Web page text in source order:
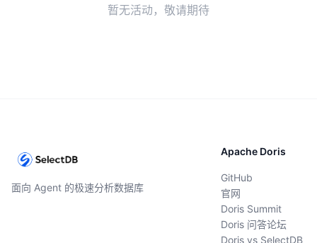
暂无活动，敬请期待
面向 Agent 的极速分析数据库
Apache Doris
GitHub
官网
Doris Summit
Doris 问答论坛
Doris vs SelectDB